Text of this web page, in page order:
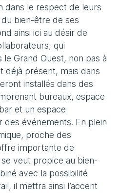
dans le respect de leurs
bien-être de ses
ainsi ici au désir de
qui
le Grand Ouest, non pas à
déjà présent, mais dans
installés dans des
bureaux, espace
et un espace
des événements. En plein
proche des
importante de
veut propice au bien-
avec la possibilité
il mettra ainsi l’accent